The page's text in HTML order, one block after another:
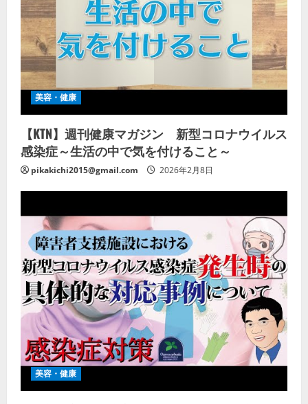
美容・健康
【KTN】週刊健康マガジン 新型コロナウイルス
感染症～生活の中で気を付けること～
pikakichi2015@gmail.com 2026年2月8日
美容・健康